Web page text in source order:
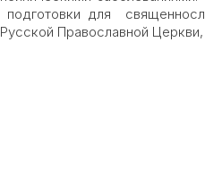
подготовки для
Русской Православной